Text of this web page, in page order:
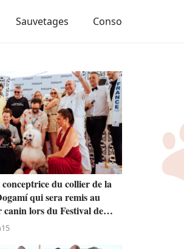
Sauvetages Conso
du collier de la
qui sera remis au
lors du Festival de